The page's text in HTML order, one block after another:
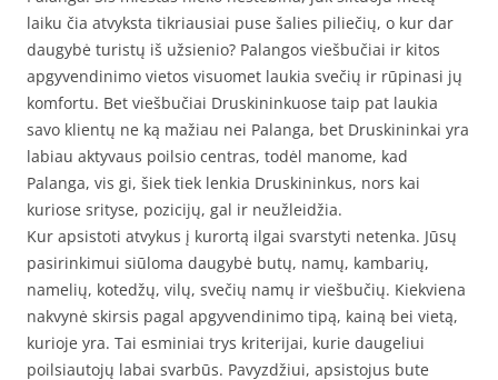
laiku čia atvyksta tikriausiai puse šalies piliečių, o kur dar
daugybė turistų iš užsienio? Palangos viešbučiai ir kitos
apgyvendinimo vietos visuomet laukia svečių ir rūpinasi jų
komfortu. Bet viešbučiai Druskininkuose taip pat laukia
savo klientų ne ką mažiau nei Palanga, bet Druskininkai yra
labiau aktyvaus poilsio centras, todėl manome, kad
Palanga, vis gi, šiek tiek lenkia Druskininkus, nors kai
kuriose srityse, pozicijų, gal ir neužleidžia.
Kur apsistoti atvykus į kurortą ilgai svarstyti netenka. Jūsų
pasirinkimui siūloma daugybė butų, namų, kambarių,
namelių, kotedžų, vilų, svečių namų ir viešbučių. Kiekviena
nakvynė skirsis pagal apgyvendinimo tipą, kainą bei vietą,
kurioje yra. Tai esminiai trys kriterijai, kurie daugeliui
poilsiautojų labai svarbūs. Pavyzdžiui, apsistojus bute